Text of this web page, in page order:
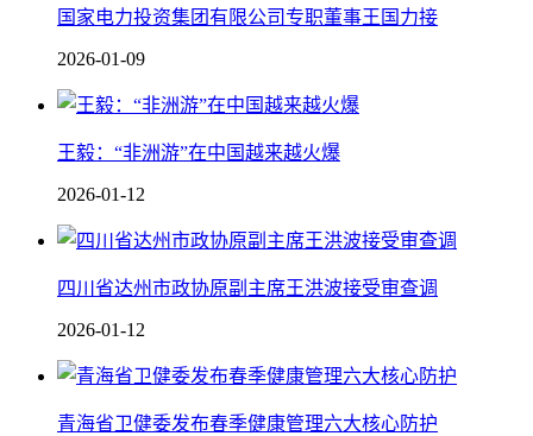
国家电力投资集团有限公司专职董事王国力接
2026-01-09
王毅：“非洲游”在中国越来越火爆
2026-01-12
四川省达州市政协原副主席王洪波接受审查调
2026-01-12
青海省卫健委发布春季健康管理六大核心防护